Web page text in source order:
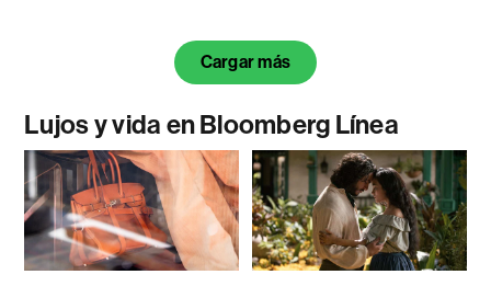
Cargar más
Lujos y vida en Bloomberg Línea